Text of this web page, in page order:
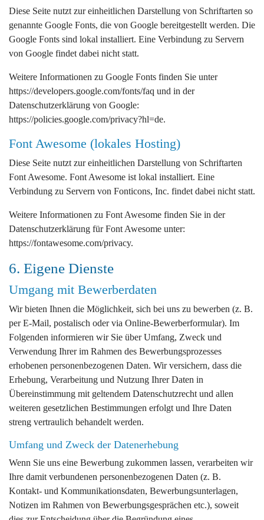
Diese Seite nutzt zur einheitlichen Darstellung von Schriftarten so
genannte Google Fonts, die von Google bereitgestellt werden. Die
Google Fonts sind lokal installiert. Eine Verbindung zu Servern
von Google findet dabei nicht statt.
Weitere Informationen zu Google Fonts finden Sie unter
https://developers.google.com/fonts/faq und in der
Datenschutzerklärung von Google:
https://policies.google.com/privacy?hl=de.
Font Awesome (lokales Hosting)
Diese Seite nutzt zur einheitlichen Darstellung von Schriftarten
Font Awesome. Font Awesome ist lokal installiert. Eine
Verbindung zu Servern von Fonticons, Inc. findet dabei nicht statt.
Weitere Informationen zu Font Awesome finden Sie in der
Datenschutzerklärung für Font Awesome unter:
https://fontawesome.com/privacy.
6. Eigene Dienste
Umgang mit Bewerberdaten
Wir bieten Ihnen die Möglichkeit, sich bei uns zu bewerben (z. B.
per E-Mail, postalisch oder via Online-Bewerberformular). Im
Folgenden informieren wir Sie über Umfang, Zweck und
Verwendung Ihrer im Rahmen des Bewerbungsprozesses
erhobenen personenbezogenen Daten. Wir versichern, dass die
Erhebung, Verarbeitung und Nutzung Ihrer Daten in
Übereinstimmung mit geltendem Datenschutzrecht und allen
weiteren gesetzlichen Bestimmungen erfolgt und Ihre Daten
streng vertraulich behandelt werden.
Umfang und Zweck der Datenerhebung
Wenn Sie uns eine Bewerbung zukommen lassen, verarbeiten wir
Ihre damit verbundenen personenbezogenen Daten (z. B.
Kontakt- und Kommunikationsdaten, Bewerbungsunterlagen,
Notizen im Rahmen von Bewerbungsgesprächen etc.), soweit